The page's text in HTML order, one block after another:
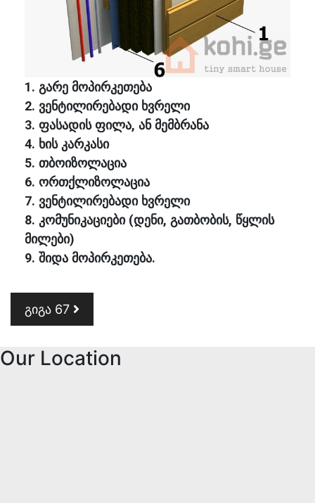
1. გარე მოპირკეთება
2. ვენტილირებადი ხვრელი
3. ფასადის ფილა, ან მემბრანა
4. ხის კარკასი
5. თბოიზოლაცია
6. ორთქლიზოლაცია
7. ვენტილირებადი ხვრელი
8. კომუნიკაციები (დენი, გათბობის, წყლის
მილები)
9. შიდა მოპირკეთება.
Post navigation
გიგა 67
Our Location